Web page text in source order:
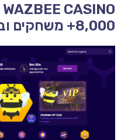
8,000+ משחקים ובונוס 280% 2026